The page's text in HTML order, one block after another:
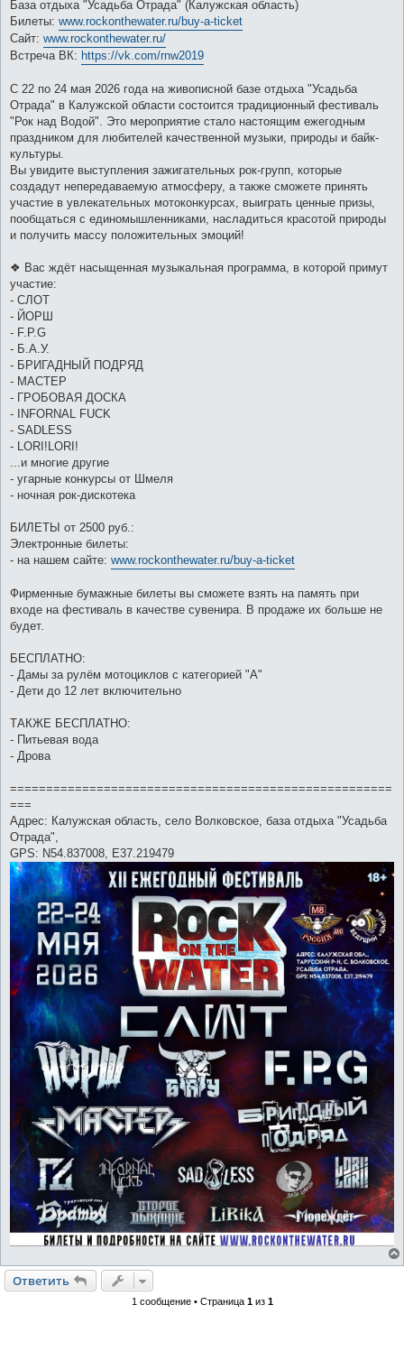
е
и
е
База отдыха "Усадьба Отрада" (Калужская область)
Билеты: www.rockonthewater.ru/buy-a-ticket
Сайт: www.rockonthewater.ru/
Встреча ВК: https://vk.com/rnw2019
С 22 по 24 мая 2026 года на живописной базе отдыха "Усадьба
Отрада" в Калужской области состоится традиционный фестиваль
"Рок над Водой". Это мероприятие стало настоящим ежегодным
праздником для любителей качественной музыки, природы и байк-
культуры.
Вы увидите выступления зажигательных рок-групп, которые
создадут непередаваемую атмосферу, а также сможете принять
участие в увлекательных мотоконкурсах, выиграть ценные призы,
пообщаться с единомышленниками, насладиться красотой природы
и получить массу положительных эмоций!
❖ Вас ждёт насыщенная музыкальная программа, в которой примут
участие:
- СЛОТ
- ЙОРШ
- F.P.G
- Б.А.У.
- БРИГАДНЫЙ ПОДРЯД
- МАСТЕР
- ГРОБОВАЯ ДОСКА
- INFORNAL FUCK
- SADLESS
- LORI!LORI!
...и многие другие
- угарные конкурсы от Шмеля
- ночная рок-дискотека
БИЛЕТЫ от 2500 руб.:
Электронные билеты:
- на нашем сайте: www.rockonthewater.ru/buy-a-ticket
Фирменные бумажные билеты вы сможете взять на память при
входе на фестиваль в качестве сувенира. В продаже их больше не
будет.
БЕСПЛАТНО:
- Дамы за рулём мотоциклов с категорией "А"
- Дети до 12 лет включительно
ТАКЖЕ БЕСПЛАТНО:
- Питьевая вода
- Дрова
=====================================================
===
Адрес: Калужская область, село Волковское, база отдыха "Усадьба
Отрада",
GPS: N54.837008, E37.219479
Ответить
1 сообщение • Страница 1из 1